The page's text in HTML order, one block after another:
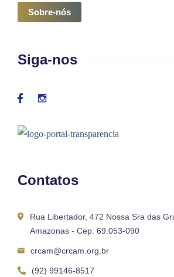
Sobre-nós
Siga-nos
Contatos
Rua Libertador, 472 Nossa Sra das
Amazonas - Cep: 69.053-090
crcam@crcam.org.br
(92) 99146-8517